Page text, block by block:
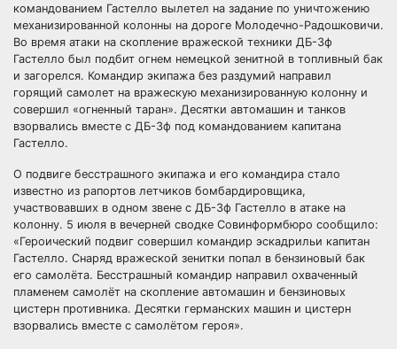
командованием Гастелло вылетел на задание по уничтожению
механизированной колонны на дороге Молодечно-Радошковичи.
Во время атаки на скопление вражеской техники ДБ-3ф
Гастелло был подбит огнем немецкой зенитной в топливный бак
и загорелся. Командир экипажа без раздумий направил
горящий самолет на вражескую механизированную колонну и
совершил «огненный таран». Десятки автомашин и танков
взорвались вместе с ДБ-3ф под командованием капитана
Гастелло.
О подвиге бесстрашного экипажа и его командира стало
известно из рапортов летчиков бомбардировщика,
участвовавших в одном звене с ДБ-3ф Гастелло в атаке на
колонну. 5 июля в вечерней сводке Совинформбюро сообщило:
«Героический подвиг совершил командир эскадрильи капитан
Гастелло. Снаряд вражеской зенитки попал в бензиновый бак
его самолёта. Бесстрашный командир направил охваченный
пламенем самолёт на скопление автомашин и бензиновых
цистерн противника. Десятки германских машин и цистерн
взорвались вместе с самолётом героя».